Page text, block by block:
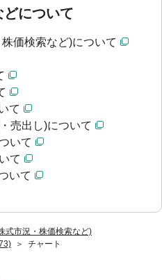
式市況・株価検索など)
チャート
どについて
価検索など)について
て
売出し)について
いて
て
いて